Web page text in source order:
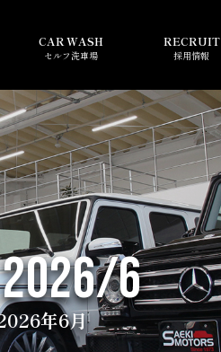
CAR WASH
セルフ洗車場
RECRUIT
採用情報
2026/6
年6月